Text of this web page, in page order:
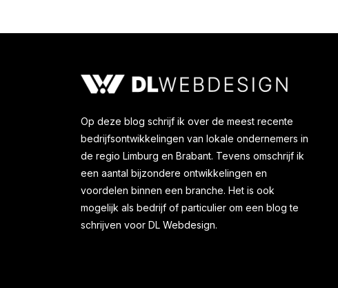
Op deze blog schrijf ik over de meest recente
bedrijfsontwikkelingen van lokale ondernemers in
de regio Limburg en Brabant. Tevens omschrijf ik
een aantal bijzondere ontwikkelingen en
voordelen binnen een branche. Het is ook
mogelijk als bedrijf of particulier om een blog te
schrijven voor DL Webdesign.